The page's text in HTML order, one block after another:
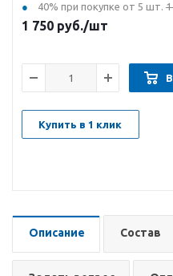
40% при покупке от 5 шт. 1
1 750 руб./шт
Купить в 1 клик
Описание Состав